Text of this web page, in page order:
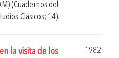
(Cuadernos del
Clásicos; 14).
la visita de los
1982